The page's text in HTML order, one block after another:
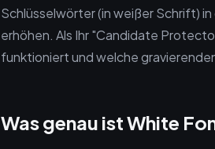
Schlüsselwörter (in weißer Schrift)
erhöhen. Als Ihr "Candidate
funktioniert und welche
Was genau ist White